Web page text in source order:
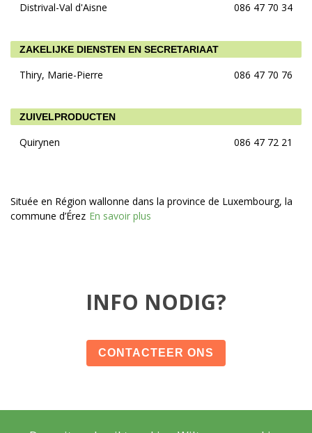
Distrival-Val d'Aisne 086 47 70 34
ZAKELIJKE DIENSTEN EN SECRETARIAAT
Thiry, Marie-Pierre 086 47 70 76
ZUIVELPRODUCTEN
Quirynen 086 47 72 21
Située en Région wallonne dans la province de Luxembourg, la
commune d’Érez En savoir plus
INFO NODIG?
CONTACTEER ONS